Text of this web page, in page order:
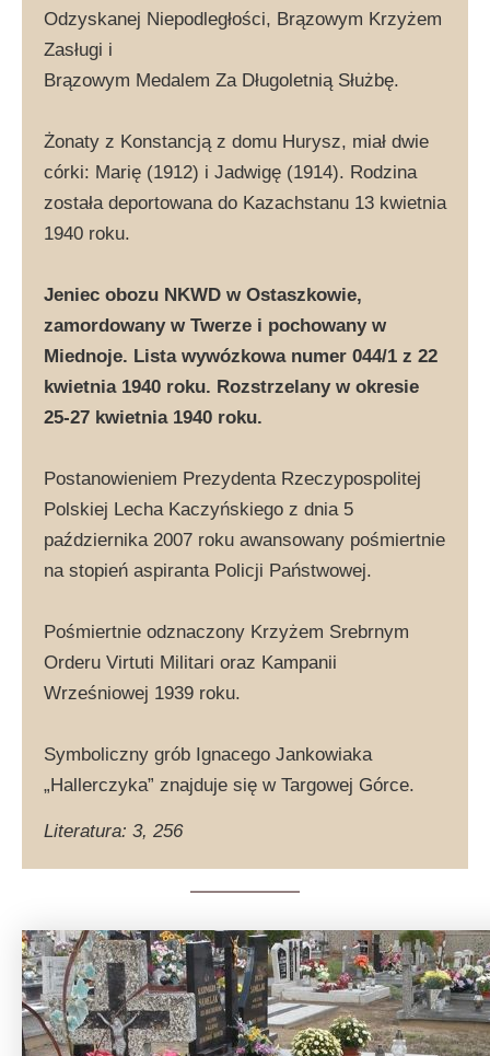
Odzyskanej Niepodległości, Brązowym Krzyżem
Zasługi i
Brązowym Medalem Za Długoletnią Służbę.
Żonaty z Konstancją z domu Hurysz, miał dwie
córki: Marię (1912) i Jadwigę (1914). Rodzina
została deportowana do Kazachstanu 13 kwietnia
1940 roku.
Jeniec obozu NKWD w Ostaszkowie,
zamordowany w Twerze i pochowany w
Miednoje. Lista wywózkowa numer 044/1 z 22
kwietnia 1940 roku. Rozstrzelany w okresie
25-27 kwietnia 1940 roku.
Postanowieniem Prezydenta Rzeczypospolitej
Polskiej Lecha Kaczyńskiego z dnia 5
października 2007 roku awansowany pośmiertnie
na stopień aspiranta Policji Państwowej.
Pośmiertnie odznaczony Krzyżem Srebrnym
Orderu Virtuti Militari oraz Kampanii
Wrześniowej 1939 roku.
Symboliczny grób Ignacego Jankowiaka
„Hallerczyka” znajduje się w Targowej Górce.
Literatura: 3, 256